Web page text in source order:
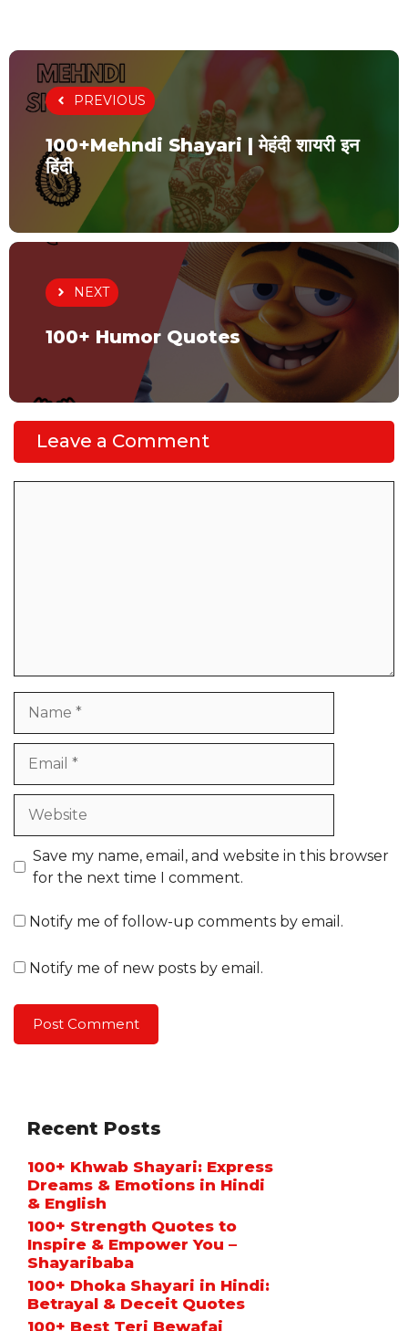
PREVIOUS
100+Mehndi Shayari | मेहंदी शायरी इन
हिंदी
NEXT
100+ Humor Quotes
Leave a Comment
Save my name, email, and website in this browser
for the next time I comment.
Notify me of follow-up comments by email.
Notify me of new posts by email.
Recent Posts
100+ Khwab Shayari: Express
Dreams & Emotions in Hindi
& English
100+ Strength Quotes to
Inspire & Empower You –
Shayaribaba
100+ Dhoka Shayari in Hindi:
Betrayal & Deceit Quotes
100+ Best Teri Bewafai